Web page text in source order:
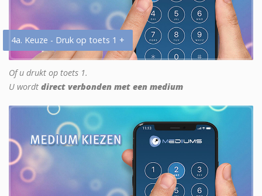
4a. Keuze - Druk op toets 1 +
Of u drukt op toets 1.
U wordt direct verbonden met een medium